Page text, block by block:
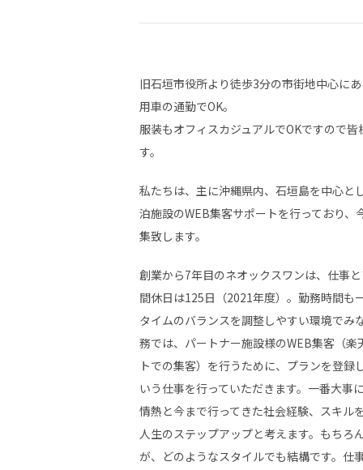
旧石垣市役所より徒歩3分の市街地中心に
用車の通勤でOK。
服装もオフィスカジュアルでOKですので
す。
私たちは、主に沖縄県内、石垣島を中心と
泊施設のWEB集客サポートを行っており
集致します。
創業から7年目のネオックスワンは、仕事
間休日は125日（2021年度）。勤務時間も
タイムのバランスを調整しやすい環境でみ
務では、パートナー施設様のWEB集客（
トでの集客）を行うために、プランを登録
いう仕事を行っていただきます。一番大事
情熱と今まで行ってきた社会経験、スキル
人生のステップアップと考えます。もちろ
が、どのようなスタイルでも結構です。仕